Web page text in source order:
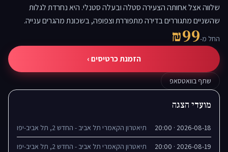
שלווה אצל אחותה הצעירה סטלה ובעלה סטנלי. היא נחרדת לגלות
שהשניים מתגוררים בדירה מתפוררת וצפופה, בשכונת מהגרים ענייה.
החל מ-₪99
הזמנת כרטיסים ›
שתף בוואטסאפ
מועדי הצגה
2026-08-18 · 20:00 תיאטרון הקאמרי תל אביב - החדש 2, תל אביב-יפו
2026-08-19 · 20:00 תיאטרון הקאמרי תל אביב - החדש 2, תל אביב-יפו